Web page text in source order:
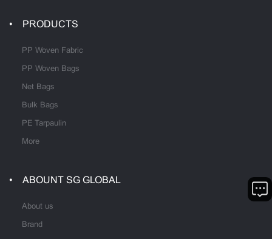
PRODUCTS
PP Woven Fabric
PP Woven Bags
Net Bags
Bulk Bags
PE Tarpaulin
More
ABOUNT SG GLOBAL
About us
Brand